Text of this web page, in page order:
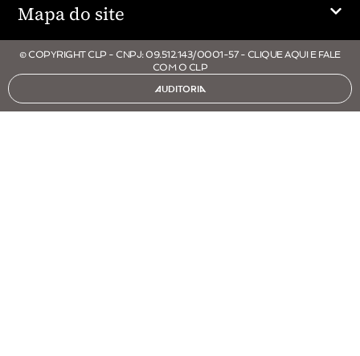
Mapa do site
© COPYRIGHT CLP - CNPJ: 09.512.143/0001-57 - CLIQUE AQUI E FALE
COM O CLP
AUDITORIA